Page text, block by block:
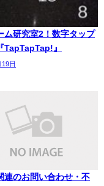
ム研究室2！数字タップ
TapTapTap!』
日
連のお問い合わせ・不